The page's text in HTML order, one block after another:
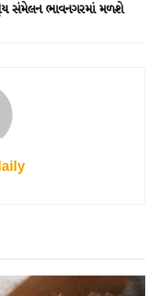
સંમેલન ભાવનગરમાં મળશે